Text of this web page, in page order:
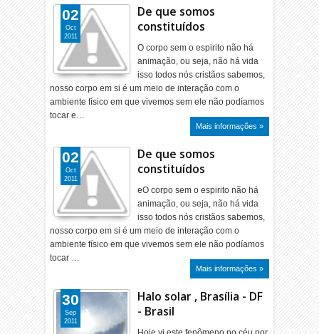
De que somos
constituídos
O corpo sem o espirito não há
animação, ou seja, não há vida
isso todos nós cristãos sabemos,
nosso corpo em si é um meio de interação com o
ambiente físico em que vivemos sem ele não podíamos
tocar e…
Mais informações »
02
Oct
2011
De que somos
constituídos
eO corpo sem o espirito não há
animação, ou seja, não há vida
isso todos nós cristãos sabemos,
nosso corpo em si é um meio de interação com o
ambiente físico em que vivemos sem ele não podíamos
tocar …
Mais informações »
02
Oct
2011
Halo solar , Brasília - DF
- Brasil
30
Sep
2011